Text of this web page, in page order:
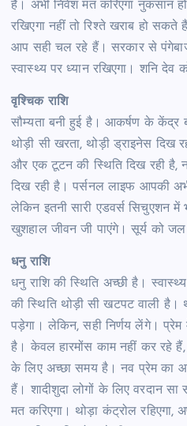
है। अभी निवेश मत करिएगा नुकसान
रखिएगा नहीं तो रिश्ते खराब हो सकते
आप सही चल रहे हैं। सरकार से
स्वास्थ्य पर ध्यान रखिएगा। शनि देव
वृश्चिक राशि
सौम्यता बनी हुई है। आकर्षण के केंद्र
थोड़ी सी खरता, थोड़ी ड्राइनेस दिख
और एक टूटन की स्थिति दिख रही है,
दिख रही है। पर्सनल लाइफ आपकी
लेकिन इतनी सारी एडवर्स सिचुएशन
खुशहाल जीवन जी पाएंगे। सूर्य को जल
धनु राशि
धनु राशि की स्थिति अच्छी है।
की स्थिति थोड़ी सी खटपट वाली
पड़ेगा। लेकिन, सही निर्णय लेंगे। प्रेम
है। केवल हारमोंस काम नहीं कर रहे हैं,
के लिए अच्छा समय है। नव प्रेम का
हैं। शादीशुदा लोगों के लिए वरदान
मत करिएगा। थोड़ा कंट्रोल रहिएगा,